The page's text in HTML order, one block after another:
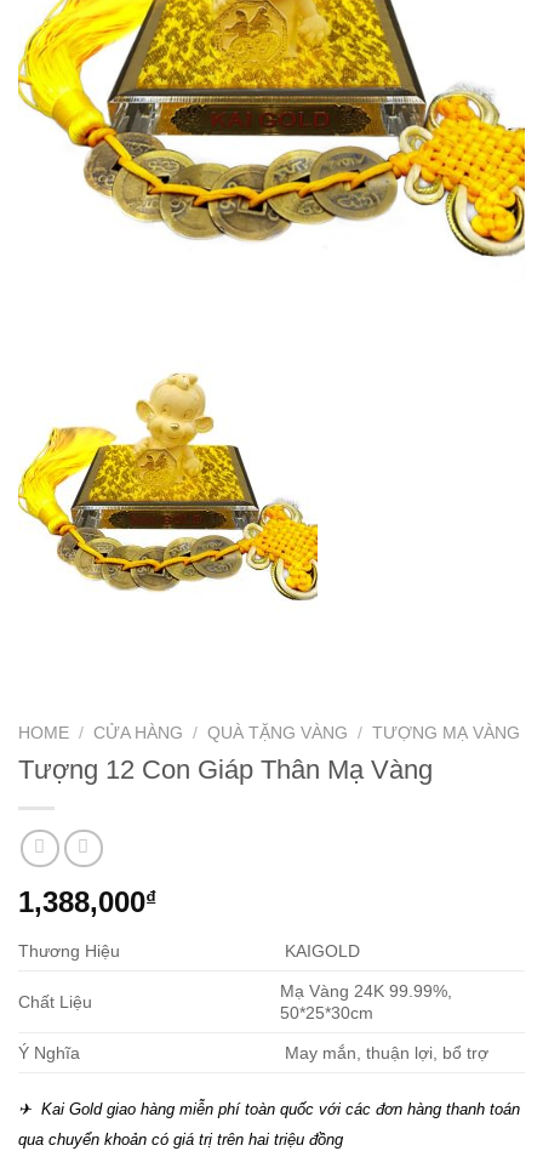
HOME / CỬA HÀNG / QUÀ TẶNG VÀNG / TƯỢNG MẠ VÀNG
Tượng 12 Con Giáp Thân Mạ Vàng
1,388,000₫
Thương Hiệu KAIGOLD
Chất Liệu
Mạ Vàng 24K 99.99%,
50*25*30cm
Ý Nghĩa May mắn, thuận lợi, bổ trợ
✈ Kai Gold giao hàng miễn phí toàn quốc với các đơn hàng thanh toán
qua chuyển khoản có giá trị trên hai triệu đồng